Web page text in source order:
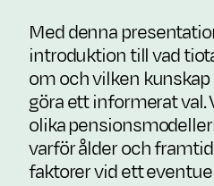
Med denna
introduktion till vad
om och vilken
göra ett informerat val.
olika
varför ålder och
faktorer vid ett